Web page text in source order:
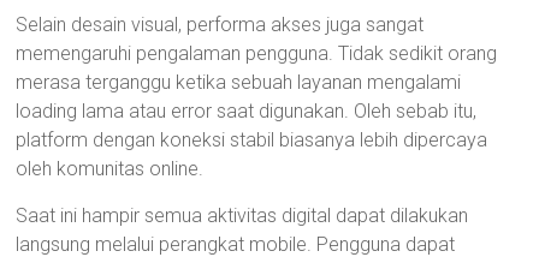
Selain desain visual, performa akses juga sangat
memengaruhi pengalaman pengguna. Tidak sedikit orang
merasa terganggu ketika sebuah layanan mengalami
loading lama atau error saat digunakan. Oleh sebab itu,
platform dengan koneksi stabil biasanya lebih dipercaya
oleh komunitas online.
Saat ini hampir semua aktivitas digital dapat dilakukan
langsung melalui perangkat mobile. Pengguna dapat